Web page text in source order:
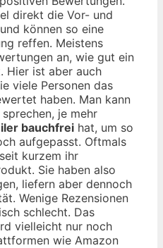
direkt die Vor- und
können so eine
reffen. Meistens
an, wie gut ein
Hier ist aber auch
viele Personen das
haben. Man kann
je mehr
bauchfrei hat, um so
aufgepasst. Oftmals
kurzem ihr
Sie haben also
liefern aber dennoch
Wenige Rezensionen
schlecht. Das
vielleicht nur noch
wie Amazon